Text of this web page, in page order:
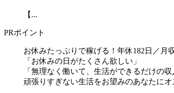
【...
PRポイント
お休みたっぷりで稼げる！年休182日／月
「お休みの日がたくさん欲しい」
「無理なく働いて、生活ができるだけの収
頑張りすぎない生活をお望みのあなたにオ